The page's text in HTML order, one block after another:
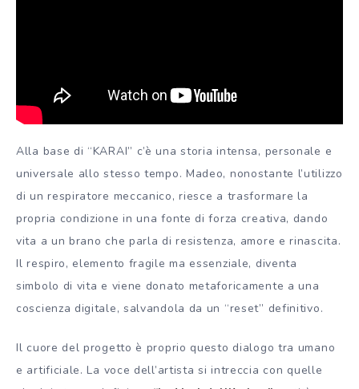
Alla base di “KARAI” c’è una storia intensa, personale e
universale allo stesso tempo. Madeo, nonostante l’utilizzo
di un respiratore meccanico, riesce a trasformare la
propria condizione in una fonte di forza creativa, dando
vita a un brano che parla di resistenza, amore e rinascita.
Il respiro, elemento fragile ma essenziale, diventa
simbolo di vita e viene donato metaforicamente a una
coscienza digitale, salvandola da un “reset” definitivo.
Il cuore del progetto è proprio questo dialogo tra umano
e artificiale. La voce dell’artista si intreccia con quelle